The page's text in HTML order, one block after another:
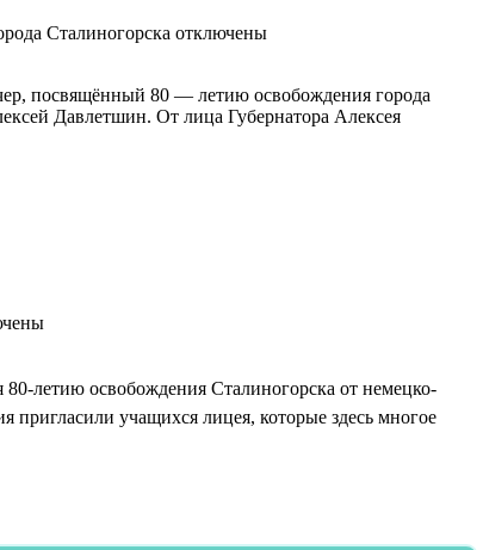
Сталиногорска отключены
посвящённый 80 — летию освобождения города
Давлетшин. От лица Губернатора Алексея
летию освобождения Сталиногорска от немецко-
пригласили учащихся лицея, которые здесь многое